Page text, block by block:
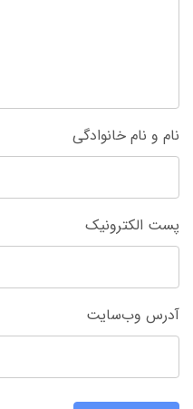
نام و نام خانوادگی
پست الکترونیک
آدرس وب‌سایت